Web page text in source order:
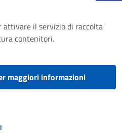
il servizio di raccolta
contenitori.
maggiori informazioni